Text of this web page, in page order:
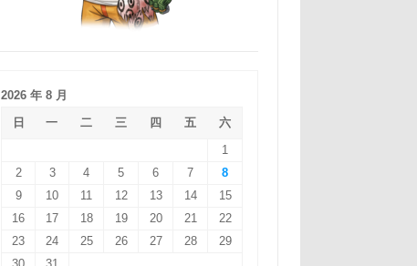
2026 年 8 月
日
一 二 三 四 五
六
1
2
3 4 5 6 7
8
9
10 11 12 13 14
15
16
17 18 19 20 21
22
23
24 25 26 27 28
29